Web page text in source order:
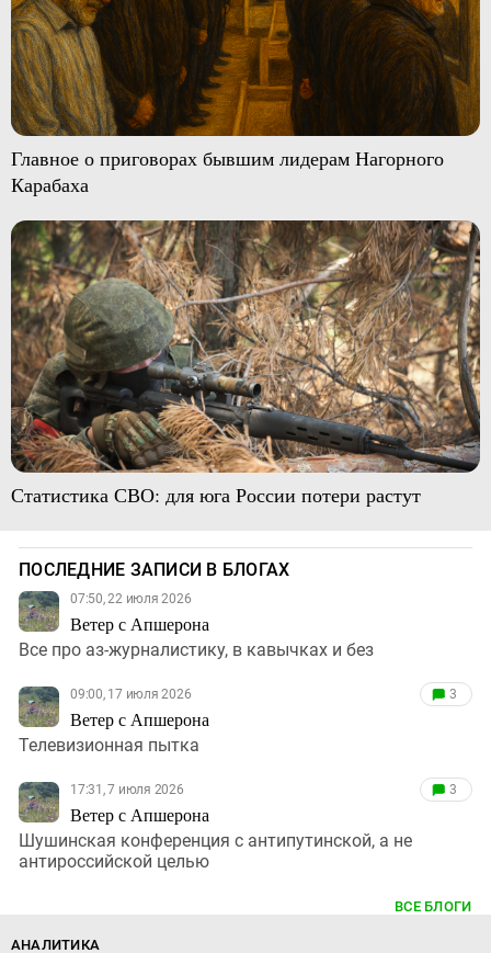
Главное о приговорах бывшим лидерам Нагорного
Карабаха
Статистика СВО: для юга России потери растут
ПОСЛЕДНИЕ ЗАПИСИ В БЛОГАХ
07:50, 22 июля 2026
Ветер с Апшерона
Все про аз-журналистику, в кавычках и без
09:00, 17 июля 2026
Ветер с Апшерона
3
Телевизионная пытка
17:31, 7 июля 2026
Ветер с Апшерона
3
Шушинская конференция с антипутинской, а не
антироссийской целью
ВСЕ БЛОГИ
АНАЛИТИКА